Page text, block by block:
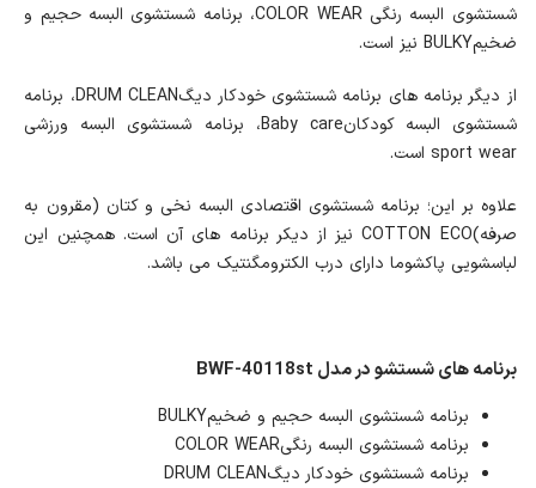
شستشوی البسه رنگی COLOR WEAR، برنامه شستشوی البسه حجیم و
ضخیمBULKY نیز است.
از دیگر برنامه های برنامه شستشوی خودکار دیگDRUM CLEAN، برنامه
شستشوی البسه کودکانBaby care، برنامه شستشوی البسه ورزشی
sport wear است.
علاوه بر این؛ برنامه شستشوی اقتصادی البسه نخی و کتان (مقرون به
صرفه)COTTON ECO نیز از دیکر برنامه های آن است. همچنین این
لباسشویی پاکشوما دارای درب الکترومگنتیک می باشد.
برنامه های شستشو در مدل BWF-40118st
برنامه شستشوی البسه حجیم و ضخیمBULKY
برنامه شستشوی البسه رنگیCOLOR WEAR
برنامه شستشوی خودکار دیگDRUM CLEAN